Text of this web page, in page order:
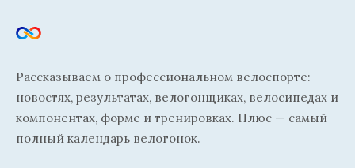
Рассказываем о профессиональном велоспорте:
новостях, результатах, велогонщиках, велосипедах и
компонентах, форме и тренировках. Плюс — самый
полный календарь велогонок.